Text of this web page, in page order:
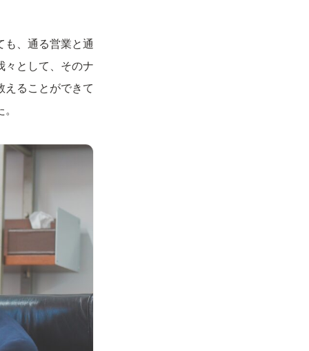
も、通る営業と通
々として、そのナ
えることができて